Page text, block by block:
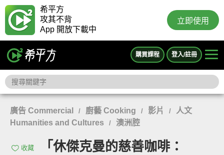
希平方
攻其不背
App 開放下載中
立即使用
購買課程 登入/註冊
廣告 Commercial / 廚藝 Cooking / 影片 /
人文
Humanities and Cultures
/ 澳洲腔
收藏
「休傑克曼的慈善咖啡：